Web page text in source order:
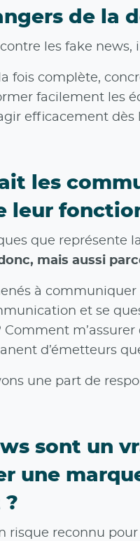
de la
les fake
fois complète,
facilement les
efficacement
les
leur
que
mais aussi
à
et se
Comment
d’émetteurs
une part de
sont un
une
?
risque reconnu